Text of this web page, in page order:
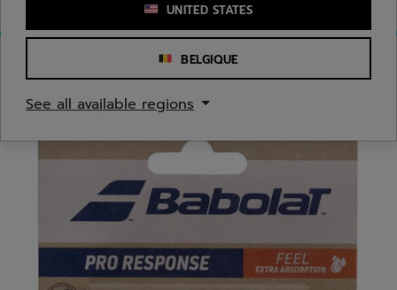
UNITED STATES
BELGIQUE
See all available regions